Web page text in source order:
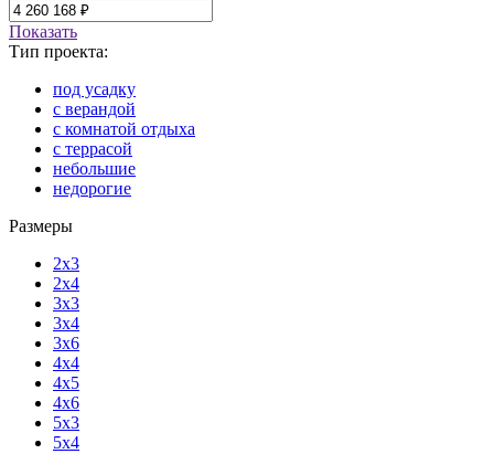
Показать
Тип проекта:
под усадку
с верандой
с комнатой отдыха
с террасой
небольшие
недорогие
Размеры
2x3
2x4
3x3
3x4
3x6
4x4
4x5
4x6
5x3
5x4